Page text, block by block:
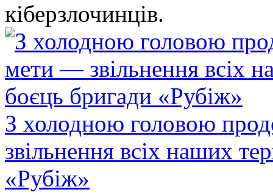
кіберзлочинців.
З холодною головою
звільнення всіх наших
«Рубіж»